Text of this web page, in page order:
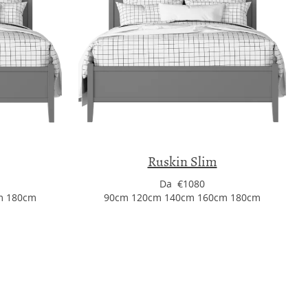
180cm
Ruskin Slim
Da €1080
90cm 120cm 140cm 160cm 180cm